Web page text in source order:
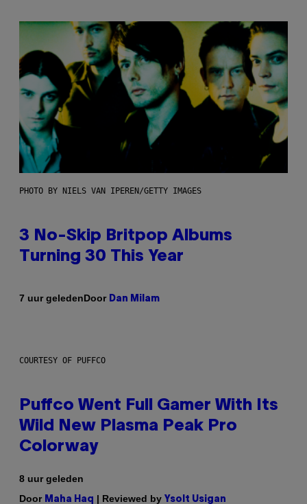
PHOTO BY NIELS VAN IPEREN/GETTY IMAGES
3 No-Skip Britpop Albums
Turning 30 This Year
7 uur geledenDoor Dan Milam
COURTESY OF PUFFCO
Puffco Went Full Gamer With Its
Wild New Plasma Peak Pro
Colorway
8 uur geleden
Door Maha Haq | Reviewed by Ysolt Usigan